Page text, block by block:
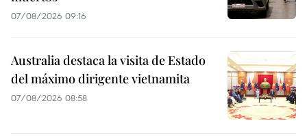
07/08/2026 09:16
Australia destaca la visita de Estado
del máximo dirigente vietnamita
07/08/2026 08:58